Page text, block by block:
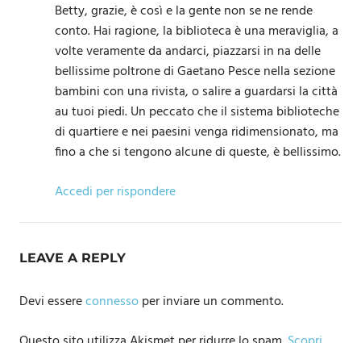
Betty, grazie, è così e la gente non se ne rende
conto. Hai ragione, la biblioteca è una meraviglia, a
volte veramente da andarci, piazzarsi in na delle
bellissime poltrone di Gaetano Pesce nella sezione
bambini con una rivista, o salire a guardarsi la città
au tuoi piedi. Un peccato che il sistema biblioteche
di quartiere e nei paesini venga ridimensionato, ma
fino a che si tengono alcune di queste, è bellissimo.
Accedi per rispondere
LEAVE A REPLY
Devi essereconnessoper inviare un commento.